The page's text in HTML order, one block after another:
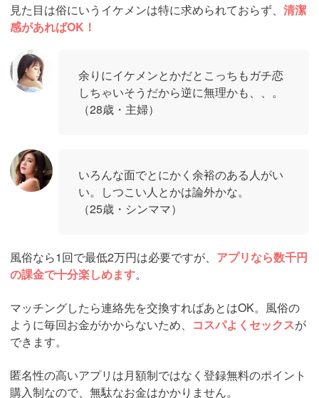
見た目は俗にいうイケメンは特に求められておらず、 清潔
感があればOK！
余りにイケメンとかだとこっちもガチ恋
しちゃいそうだから逆に無理かも、、。
（28歳・主婦）
いろんな面でとにかく余裕のある人がい
い。しつこい人とかは論外かな。
（25歳・シンママ）
風俗なら1回で最低2万円は必要ですが、 アプリなら数千円
の課金で十分楽しめます。
マッチングしたら連絡先を交換すればあとはOK。風俗の
ように毎回お金がかからないため、 コスパよくセックスが
できます。
匿名性の高いアプリは月額制ではなく登録無料のポイント
購入制なので、無駄なお金はかかりません。